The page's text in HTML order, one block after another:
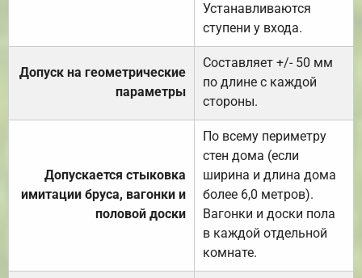
Устанавливаются
ступени у входа.
Допуск на геометрические
параметры
Составляет +/- 50 мм
по длине с каждой
стороны.
Допускается стыковка
имитации бруса, вагонки и
половой доски
По всему периметру
стен дома (если
ширина и длина дома
более 6,0 метров).
Вагонки и доски пола
в каждой отдельной
комнате.